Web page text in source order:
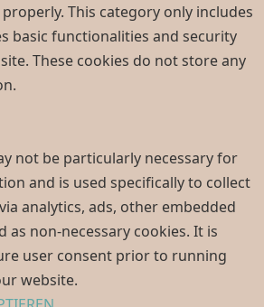
This category only includes
basic functionalities and security
These cookies do not store any
not be particularly necessary for
and is used specifically to collect
analytics, ads, other embedded
as non-necessary cookies. It is
user consent prior to running
website.